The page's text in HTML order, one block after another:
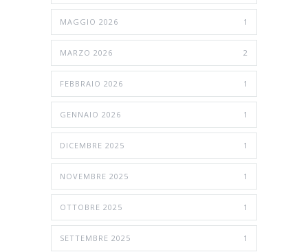
MAGGIO 2026 1
MARZO 2026 2
FEBBRAIO 2026 1
GENNAIO 2026 1
DICEMBRE 2025 1
NOVEMBRE 2025 1
OTTOBRE 2025 1
SETTEMBRE 2025 1